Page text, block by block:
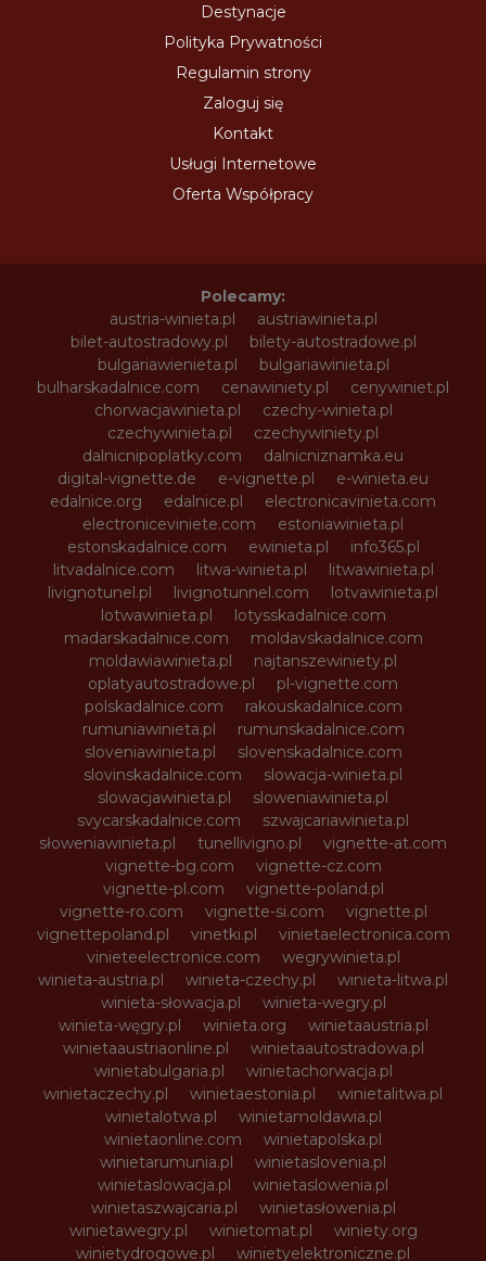
Destynacje
Polityka Prywatności
Regulamin strony
Zaloguj się
Kontakt
Usługi Internetowe
Oferta Współpracy
Polecamy:
austria-winieta.pl
austriawinieta.pl
bilet-autostradowy.pl
bilety-autostradowe.pl
bulgariawienieta.pl
bulgariawinieta.pl
bulharskadalnice.com
cenawiniety.pl
cenywiniet.pl
chorwacjawinieta.pl
czechy-winieta.pl
czechywinieta.pl
czechywiniety.pl
dalnicnipoplatky.com
dalnicniznamka.eu
digital-vignette.de
e-vignette.pl
e-winieta.eu
edalnice.org
edalnice.pl
electronicavinieta.com
electroniceviniete.com
estoniawinieta.pl
estonskadalnice.com
ewinieta.pl
info365.pl
litvadalnice.com
litwa-winieta.pl
litwawinieta.pl
livignotunel.pl
livignotunnel.com
lotvawinieta.pl
lotwawinieta.pl
lotysskadalnice.com
madarskadalnice.com
moldavskadalnice.com
moldawiawinieta.pl
najtanszewiniety.pl
oplatyautostradowe.pl
pl-vignette.com
polskadalnice.com
rakouskadalnice.com
rumuniawinieta.pl
rumunskadalnice.com
sloveniawinieta.pl
slovenskadalnice.com
slovinskadalnice.com
slowacja-winieta.pl
slowacjawinieta.pl
sloweniawinieta.pl
svycarskadalnice.com
szwajcariawinieta.pl
słoweniawinieta.pl
tunellivigno.pl
vignette-at.com
vignette-bg.com
vignette-cz.com
vignette-pl.com
vignette-poland.pl
vignette-ro.com
vignette-si.com
vignette.pl
vignettepoland.pl
vinetki.pl
vinietaelectronica.com
vinieteelectronice.com
wegrywinieta.pl
winieta-austria.pl
winieta-czechy.pl
winieta-litwa.pl
winieta-słowacja.pl
winieta-wegry.pl
winieta-węgry.pl
winieta.org
winietaaustria.pl
winietaaustriaonline.pl
winietaautostradowa.pl
winietabulgaria.pl
winietachorwacja.pl
winietaczechy.pl
winietaestonia.pl
winietalitwa.pl
winietalotwa.pl
winietamoldawia.pl
winietaonline.com
winietapolska.pl
winietarumunia.pl
winietaslovenia.pl
winietaslowacja.pl
winietaslowenia.pl
winietaszwajcaria.pl
winietasłowenia.pl
winietawegry.pl
winietomat.pl
winiety.org
winietydrogowe.pl
winietyelektroniczne.pl